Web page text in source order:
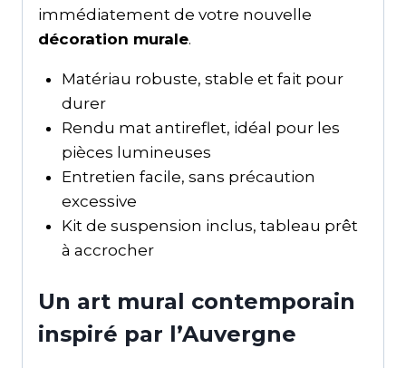
immédiatement de votre nouvelle
décoration murale.
Matériau robuste, stable et fait pour
durer
Rendu mat antireflet, idéal pour les
pièces lumineuses
Entretien facile, sans précaution
excessive
Kit de suspension inclus, tableau prêt
à accrocher
Un art mural contemporain
inspiré par l’Auvergne